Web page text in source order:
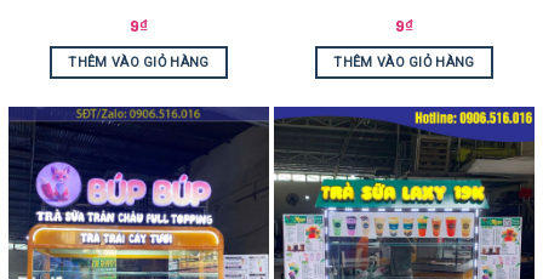
9₫
THÊM VÀO GIỎ HÀNG
9₫
THÊM VÀO GIỎ HÀNG